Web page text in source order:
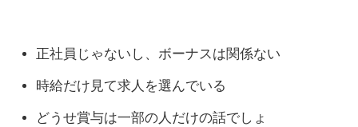
正社員じゃないし、ボーナスは関係ない
時給だけ見て求人を選んでいる
どうせ賞与は一部の人だけの話でしょ